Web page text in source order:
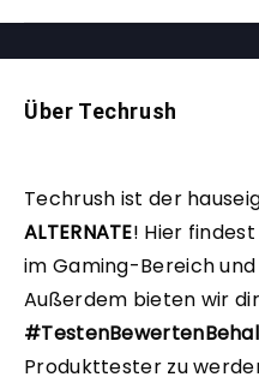
Über Techrush
Techrush ist der
ALTERNATE! Hier
im Gaming-Bereich
Außerdem bieten wir
Produkttester zu